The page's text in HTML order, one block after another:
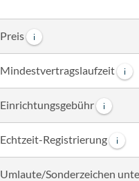
Preis i
Mindestvertragslaufzeit i
Einrichtungsgebühr i
Echtzeit-Registrierung i
Umlaute/Sonderzeichen